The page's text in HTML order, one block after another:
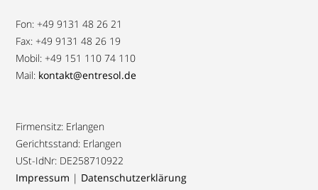
Fon: +49 9131 48 26 21
Fax: +49 9131 48 26 19
Mobil: +49 151 110 74 110
Mail: kontakt@entresol.de
Firmensitz: Erlangen
Gerichtsstand: Erlangen
USt-IdNr: DE258710922
Impressum | Datenschutzerklärung